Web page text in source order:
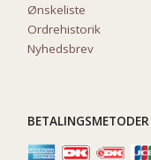
Ønskeliste
Ordrehistorik
Nyhedsbrev
BETALINGSMETODER